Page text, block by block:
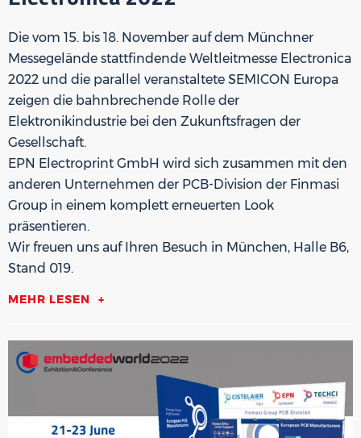
Die vom 15. bis 18. November auf dem Münchner
Messegelände stattfindende Weltleitmesse Electronica
2022 und die parallel veranstaltete SEMICON Europa
zeigen die bahnbrechende Rolle der
Elektronikindustrie bei den Zukunftsfragen der
Gesellschaft.
EPN Electroprint GmbH wird sich zusammen mit den
anderen Unternehmen der PCB-Division der Finmasi
Group in einem komplett erneuerten Look
präsentieren.
Wir freuen uns auf Ihren Besuch in München, Halle B6,
Stand 019.
MEHR LESEN